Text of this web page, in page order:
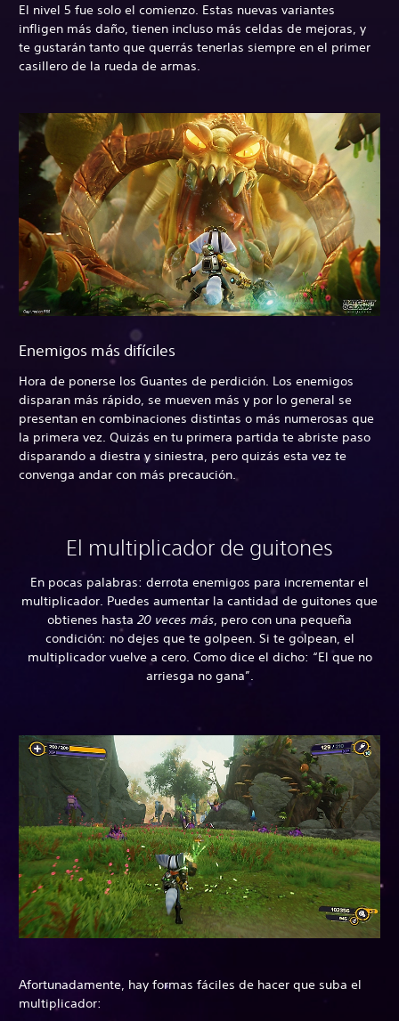
El nivel 5 fue solo el comienzo. Estas nuevas variantes
infligen más daño, tienen incluso más celdas de mejoras, y
te gustarán tanto que querrás tenerlas siempre en el primer
casillero de la rueda de armas.
Enemigos más difíciles
Hora de ponerse los Guantes de perdición. Los enemigos
disparan más rápido, se mueven más y por lo general se
presentan en combinaciones distintas o más numerosas que
la primera vez. Quizás en tu primera partida te abriste paso
disparando a diestra y siniestra, pero quizás esta vez te
convenga andar con más precaución.
El multiplicador de guitones
En pocas palabras: derrota enemigos para incrementar el
multiplicador. Puedes aumentar la cantidad de guitones que
obtienes hasta 20 veces más, pero con una pequeña
condición: no dejes que te golpeen. Si te golpean, el
multiplicador vuelve a cero. Como dice el dicho: “El que no
arriesga no gana”.
Afortunadamente, hay formas fáciles de hacer que suba el
multiplicador: